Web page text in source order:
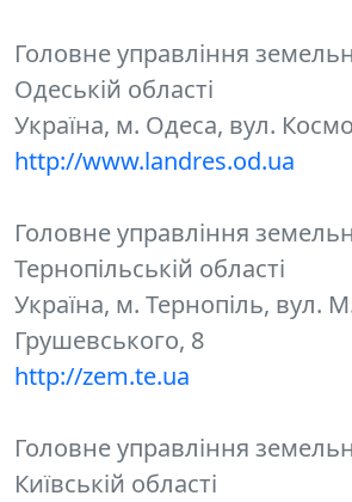
Головне управління
Одеській області
Україна, м. Одеса, вул.
http://www.landres.od.ua
Головне управління
Тернопільській області
Україна, м. Тернопіль, вул.
Грушевського, 8
http://zem.te.ua
Головне управління
Київській області